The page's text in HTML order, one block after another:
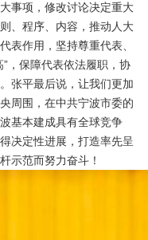
事项，修改讨论决定重大
、程序、内容，推动人大
表作用，坚持尊重代表、
，保障代表依法履职，协
张平最后说，让我们更加
周围，在中共宁波市委的
基本建成具有全球竞争
决定性进展，打造率先呈
示范而努力奋斗！